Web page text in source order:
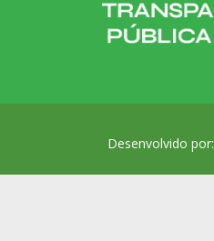
Desenvolvido por: